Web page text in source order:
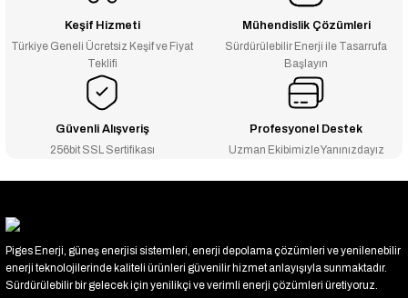
Keşif Hizmeti
Türkiye Geneli Ücretsiz Keşif ve Fiyat
Teklifi
Mühendislik Çözümleri
Sürdürülebilir Enerji ile Tasarrufa
Başlayın
Güvenli Alışveriş
256bit SSL Sertifikası
Profesyonel Destek
Uzman Ekibimizle Yanınızdayız
Piges Enerji, güneş enerjisi sistemleri, enerji depolama çözümleri ve yenilenebilir
enerji teknolojilerinde kaliteli ürünleri güvenilir hizmet anlayışıyla sunmaktadır.
Sürdürülebilir bir gelecek için yenilikçi ve verimli enerji çözümleri üretiyoruz.